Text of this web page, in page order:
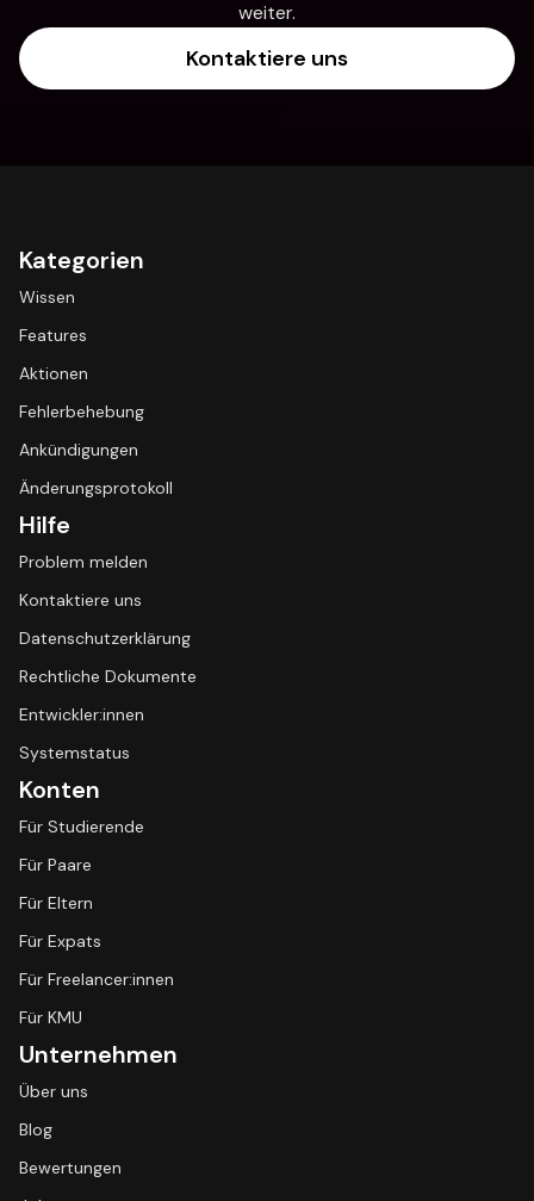
weiter.
Kontaktiere uns
Kategorien
Wissen
Features
Aktionen
Fehlerbehebung
Ankündigungen
Änderungsprotokoll
Hilfe
Problem melden
Kontaktiere uns
Datenschutzerklärung
Rechtliche Dokumente
Entwickler:innen
Systemstatus
Konten
Für Studierende
Für Paare
Für Eltern
Für Expats
Für Freelancer:innen
Für KMU
Unternehmen
Über uns
Blog
Bewertungen